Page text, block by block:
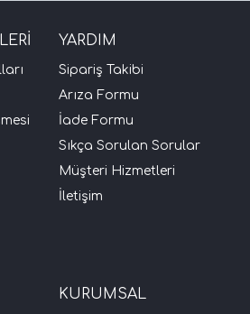
YARDIM
Sipariş Takibi
Arıza Formu
İade Formu
Sıkça Sorulan Sorular
Müşteri Hizmetleri
İletişim
KURUMSAL